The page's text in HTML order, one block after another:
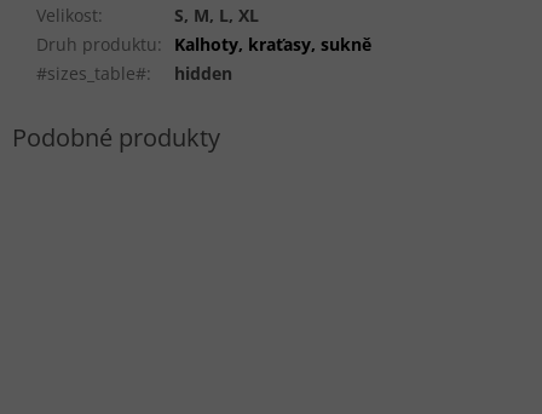
Velikost:
S, M, L, XL
Druh produktu:
Kalhoty, kraťasy, sukně
#sizes_table#: hidden